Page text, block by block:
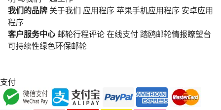
我们的品牌 关于我们 应用程序 苹果手机应用程序 安卓应用
程序
客户服务中心 邮轮行程评论 在线支付 踏鸥邮轮情报瞭望台
可持续性绿色环保邮轮
支付